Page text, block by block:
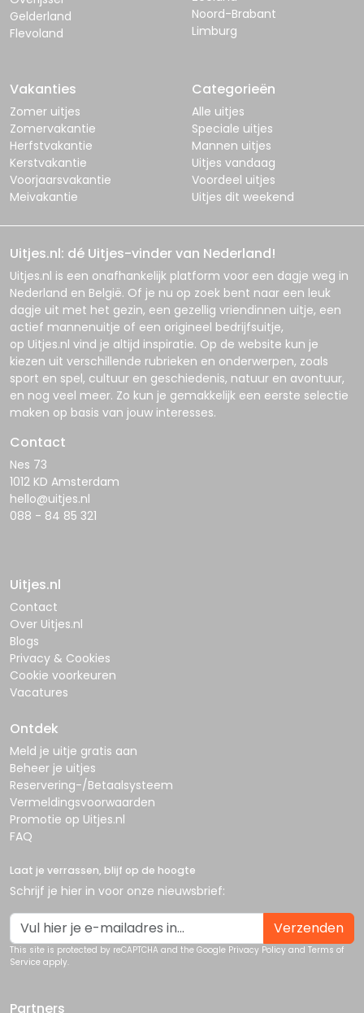
Gelderland
Flevoland
Noord-Brabant
Limburg
Vakanties
Zomer uitjes
Zomervakantie
Herfstvakantie
Kerstvakantie
Voorjaarsvakantie
Meivakantie
Categorieën
Alle uitjes
Speciale uitjes
Mannen uitjes
Uitjes vandaag
Voordeel uitjes
Uitjes dit weekend
Uitjes.nl: dé Uitjes-vinder van Nederland!
Uitjes.nl is een onafhankelijk platform voor een dagje weg in
Nederland en België. Of je nu op zoek bent naar een leuk
dagje uit met het gezin, een gezellig vriendinnen uitje, een
actief mannenuitje of een origineel bedrijfsuitje,
op Uitjes.nl vind je altijd inspiratie. Op de website kun je
kiezen uit verschillende rubrieken en onderwerpen, zoals
sport en spel, cultuur en geschiedenis, natuur en avontuur,
en nog veel meer. Zo kun je gemakkelijk een eerste selectie
maken op basis van jouw interesses.
Contact
Nes 73
1012 KD Amsterdam
hello@uitjes.nl
088 - 84 85 321
Uitjes.nl
Contact
Over Uitjes.nl
Blogs
Privacy & Cookies
Cookie voorkeuren
Vacatures
Ontdek
Meld je uitje gratis aan
Beheer je uitjes
Reservering-/Betaalsysteem
Vermeldingsvoorwaarden
Promotie op Uitjes.nl
FAQ
Laat je verrassen, blijf op de hoogte
Schrijf je hier in voor onze nieuwsbrief:
Verzenden
This site is protected by reCAPTCHA and the Google Privacy Policy and Terms of
Service apply.
Partners